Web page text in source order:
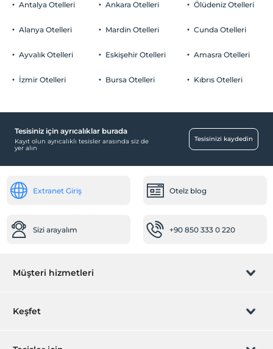
Otopark (Tesis bünyesinde)
Restoran (Alakart)
Ortak Alanlar
Aile odaları
Bebek karyolası
Çocuk dostu
Çocuklar
Her bir oda için 12 yaşına kadar 1 çocuk ücretsizdir
Antalya Otelleri
Alanya Otelleri
Ayvalık Otelleri
İzmir Otelleri
Ankara Otelleri
Mardin Otelleri
Eskişehir Otelleri
Bursa Otelleri
Ölüdeniz Otelleri
Cunda Otelleri
Amasra Otelleri
Kıbrıs Otelleri
Tesisiniz için ayrıcalıklar burada
Kayıt olun ayrıcalıklı tesisler arasında siz de
yer alın
Tesisinizi kaydedin
Extranet Giriş Otelz blog
Sizi arayalım +90 850 333 0 220
Müşteri hizmetleri
Rezervasyon yönet
Keşfet
Hediye Kart